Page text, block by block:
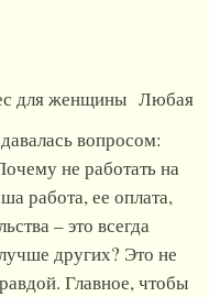
Любая
вопросом:
не работать на
работа, ее оплата,
– это всегда
других? Это не
Главное, чтобы